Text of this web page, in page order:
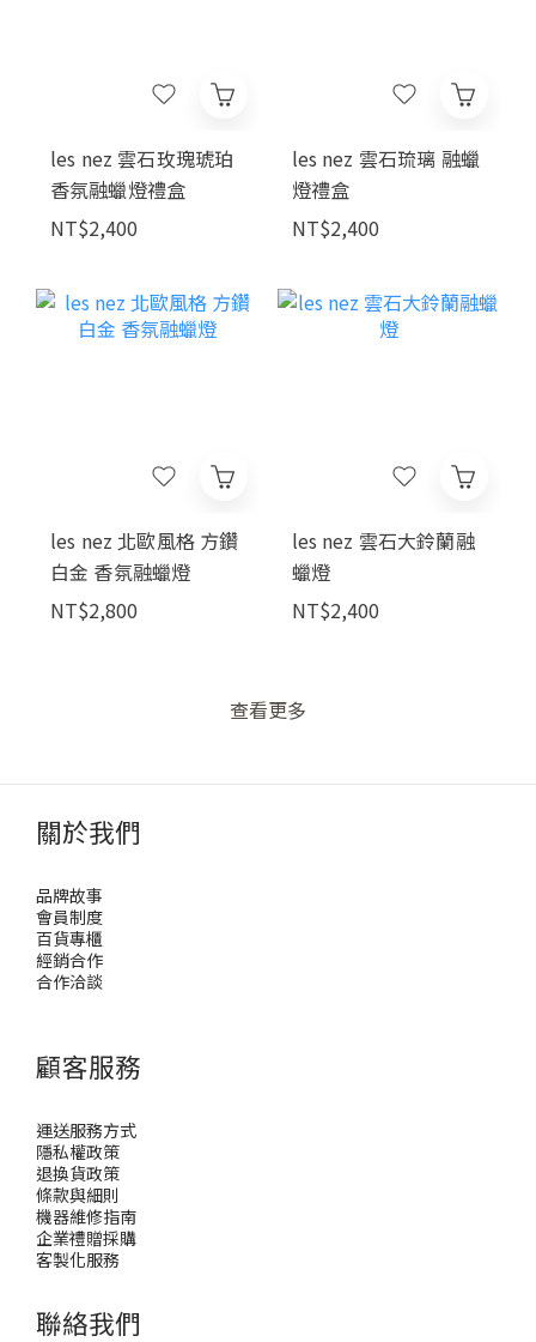
les nez 雲石玫瑰琥珀
香氛融蠟燈禮盒
NT$2,400
les nez 雲石琉璃 融蠟
燈禮盒
NT$2,400
les nez 北歐風格 方鑽
白金 香氛融蠟燈
NT$2,800
les nez 雲石大鈴蘭融
蠟燈
NT$2,400
查看更多
關於我們
品牌故事
會員制度
百貨專櫃
經銷合作
合作洽談
顧客服務
運送服務方式
隱私權政策
退換貨政策
條款與細則
機器維修指南
企業禮贈採購
客製化服務
聯絡我們